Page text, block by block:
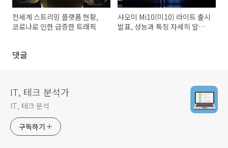
전세계 스트리밍 플랫폼 현황,
코로나로 인한 급증한 트래픽
샤오미 Mi10(미10) 라이트 출시
발표, 성능과 특징 자세히 알아
댓글
IT, 테크 분석가
IT, 테크 분석
구독하기